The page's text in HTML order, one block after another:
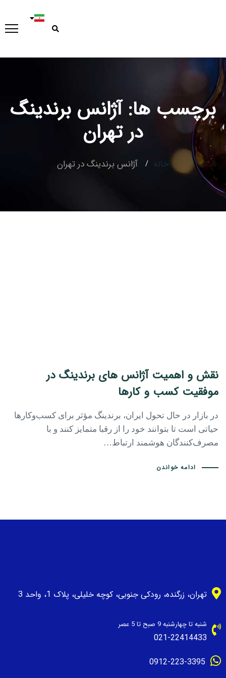
Type and hit enter
برچسب ها: آژانس برندینگ
در تهران
خانه آژانس برندینگ در تهران
نقش و اهمیت آژانس های برندینگ در
موفقیت کسب و کارها
در بازار در حال تحول ایران، برندینگ مؤثر برای کسب‌وکارها
حیاتی است تا بتوانند خود را از رقبا متمایز کنند و با
مصرف‌کنندگان هوشمند ارتباط…
ادامه خواندن
تهران، زرگنده، رودکی جنوبی، کوچه خلیلی، پلاک 1، واحد 3
شنبه تا چهارشنبه 9 صبح تا 5 عصر
021-22414433
0912-223-3395